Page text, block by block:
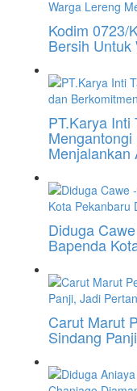
Kodim 0723/
Bersih Untuk
PT.Karya Inti
Menjalankan
Diduga
Bapenda
Carut Marut
Sindang